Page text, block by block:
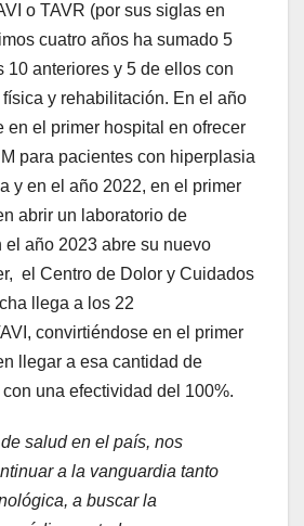
o TAVR (por sus siglas en
cuatro años ha sumado 5
10 anteriores y 5 de ellos con
y rehabilitación. En el año
en el primer hospital en ofrecer
para pacientes con hiperplasia
y en el año 2022, en el primer
abrir un laboratorio de
el año 2023 abre su nuevo
el Centro de Dolor y Cuidados
llega a los 22
convirtiéndose en el primer
llegar a esa cantidad de
una efectividad del 100%.
salud en el país, nos
a la vanguardia tanto
a buscar la